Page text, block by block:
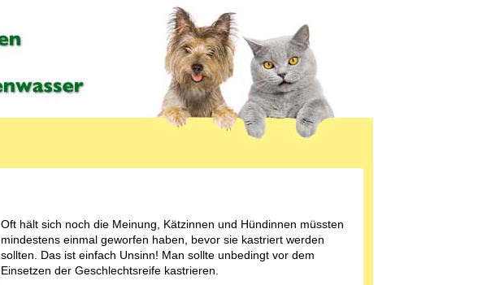
Oft hält sich noch die Meinung, Kätzinnen und Hündinnen müssten
mindestens einmal geworfen haben, bevor sie kastriert werden
sollten. Das ist einfach Unsinn! Man sollte unbedingt vor dem
Einsetzen der Geschlechtsreife kastrieren.